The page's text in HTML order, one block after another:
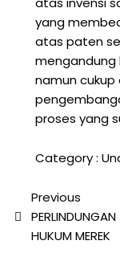
yang
atas paten
mengandung
namun cukup
proses yang
Category :
Previous
PERLINDUNGAN
HUKUM MEREK